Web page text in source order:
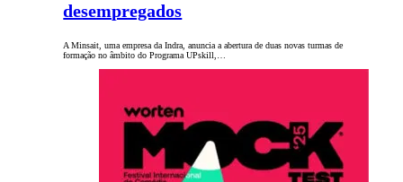
desempregados
A Minsait, uma empresa da Indra, anuncia a abertura de duas novas turmas de
formação no âmbito do Programa UPskill,…